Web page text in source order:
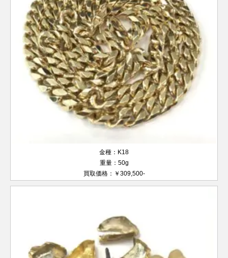
金種：K18
重量：50g
買取価格：￥309,500-